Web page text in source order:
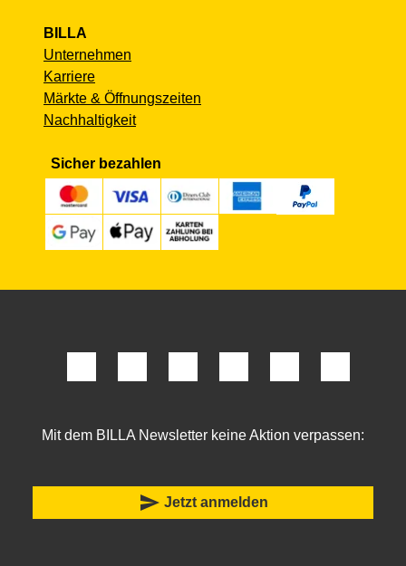
BILLA
Unternehmen
Karriere
Märkte & Öffnungszeiten
Nachhaltigkeit
Sicher bezahlen
Mit dem BILLA Newsletter keine Aktion verpassen:
send Jetzt anmelden